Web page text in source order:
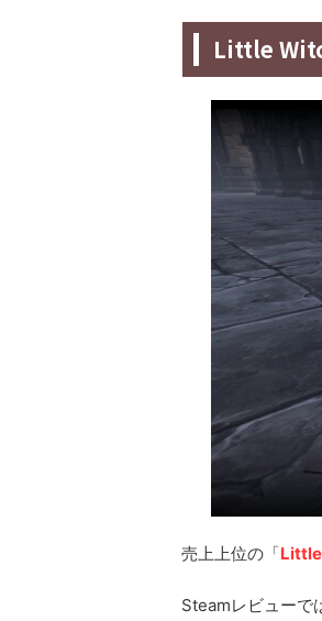
Little
売上上位の「
Steamレビューで